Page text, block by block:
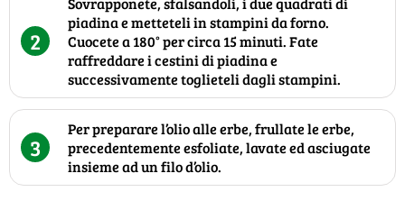
2
piadina e metteteli in stampini da forno.
Cuocete a 180° per circa 15 minuti. Fate
raffreddare i cestini di piadina e
successivamente toglieteli dagli stampini.
3
Per preparare l’olio alle erbe, frullate le erbe,
precedentemente esfoliate, lavate ed asciugate
insieme ad un filo d’olio.